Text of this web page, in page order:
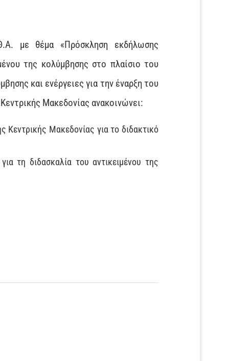
με θέμα «Πρόσκληση εκδήλωσης
της κολύμβησης στο πλαίσιο του
και ενέργειες για την έναρξη του
Μακεδονίας ανακοινώνει:
Κεντρικής Μακεδονίας για το διδακτικό
τη διδασκαλία του αντικειμένου της